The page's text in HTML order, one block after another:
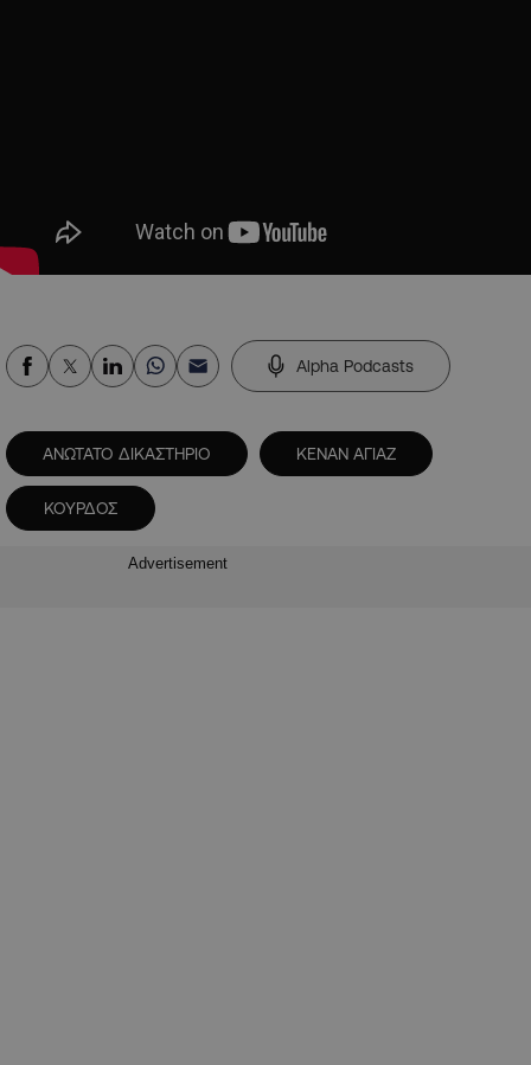
Alpha Podcasts
ΑΝΩΤΑΤΟ ΔΙΚΑΣΤΗΡΙΟ ΚΕΝΑΝ ΑΓΙΑΖ
ΚΟΥΡΔΟΣ
Advertisement